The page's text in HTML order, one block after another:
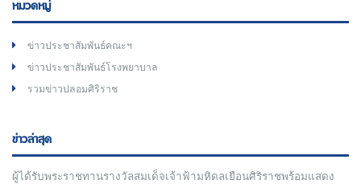
หมวดหมู่
ข่าวประชาสัมพันธ์คณะฯ
ข่าวประชาสัมพันธ์โรงพยาบาล
รวมข่าวปลอมศิริราช
ข่าวล่าสุด
ผู้ได้รับพระราชทานรางวัลสมเด็จเจ้าฟ้ามหิดลเยือนศิริราชพร้อมแสดง